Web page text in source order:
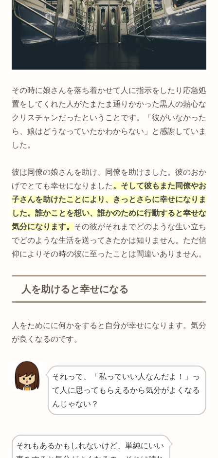
その時に娘さんを落ち着かせて人に指示をしたり応急処
置をしてくれた人がたまたま通りかかった黒人の熱心な
クリスチャンだったということです。「彼がいなかった
ら、娘はどうなっていたかわからない」と感謝していま
した。
彼は同僚の娘さんを助け、同僚を助けました。彼のおか
げでとても幸せになりました。そして彼もまた同僚やお
子さんを助けたことにより、きっとさらに幸せになりま
した。誰かことを想い、誰かのために行動すると幸せな
気分になります。 その彼がそれまでどのような生い立ち
でどのような生活を送ってきたかは知りません。ただ信
仰によりその時の彼に至ったことは間違いありません。
人を助けると幸せになる
人をためにに何かをすると自分が幸せになります。気分
が良くなるのです。
それって、「私っていい人なんだよ！」っ
て人に思ってもらえるから気分がよくなる
んじゃない？
それもあるかもしれないけど、単純にいい